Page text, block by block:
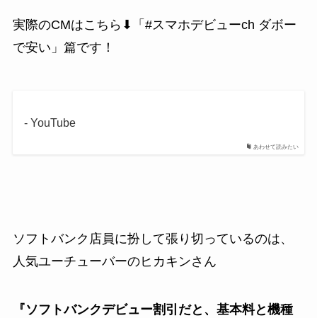
実際のCMはこちら⬇「#スマホデビューch ダボー
で安い」篇です！
あわせて読みたい
- YouTube
ソフトバンク店員に扮して張り切っているのは、
人気ユーチューバーのヒカキンさん
『ソフトバンクデビュー割引だと、基本料と機種